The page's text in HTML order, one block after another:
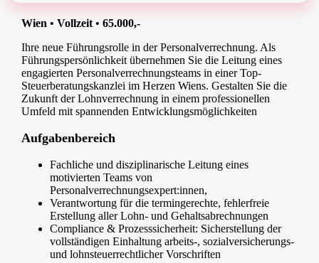
Wien • Vollzeit • 65.000,-
Ihre neue Führungsrolle in der Personalverrechnung. Als
Führungspersönlichkeit übernehmen Sie die Leitung eines
engagierten Personalverrechnungsteams in einer Top-
Steuerberatungskanzlei im Herzen Wiens. Gestalten Sie die
Zukunft der Lohnverrechnung in einem professionellen
Umfeld mit spannenden Entwicklungsmöglichkeiten
Aufgabenbereich
Fachliche und disziplinarische Leitung eines
motivierten Teams von
Personalverrechnungsexpert:innen,
Verantwortung für die termingerechte, fehlerfreie
Erstellung aller Lohn- und Gehaltsabrechnungen
Compliance & Prozesssicherheit: Sicherstellung der
vollständigen Einhaltung arbeits-, sozialversicherungs-
und lohnsteuerrechtlicher Vorschriften